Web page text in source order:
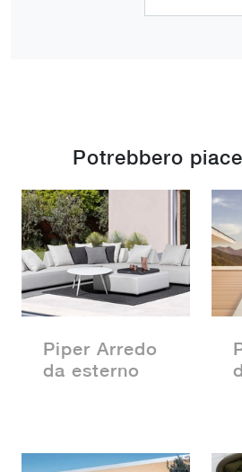
Potrebbero
Piper Arredo
da esterno